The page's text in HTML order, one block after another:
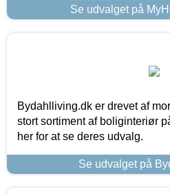
Se udvalget på
Bydahlliving.dk er drevet af
stort sortiment af boliginteriør
her for at se deres udvalg.
Se udvalget på